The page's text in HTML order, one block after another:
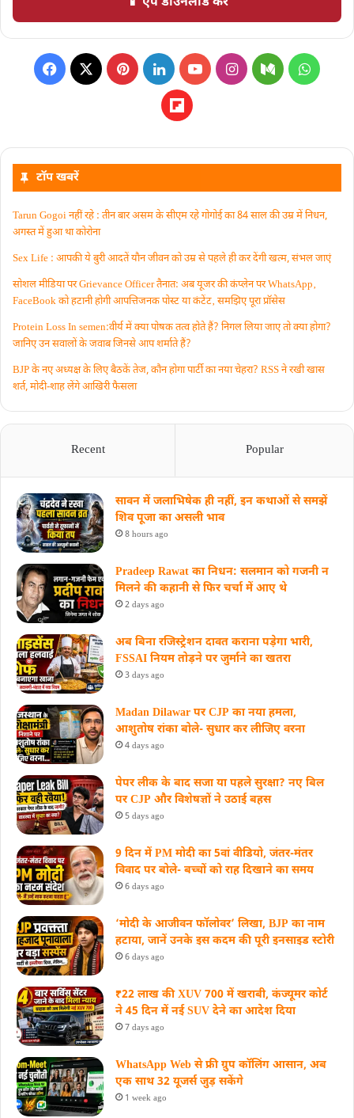
टॉप खबरें
Tarun Gogoi नहीं रहे : तीन बार असम के सीएम रहे गोगोई का 84 साल की उम्र में निधन,
अगस्त में हुआ था कोरोना
Sex Life : आपकी ये बुरी आदतें याैन जीवन को उम्र से पहले ही कर देंगी खत्म, संभल जाएं
सोशल मीडिया पर Grievance Officer तैनात: अब यूजर की कंप्लेन पर WhatsApp‚
FaceBook को हटानी होगी आपत्तिजनक पोस्ट या कंटेंट‚ समझिए पूरा प्रॉसेस
Protein Loss In semen:वीर्य में क्या पोषक तत्व होते हैं? निगल लिया जाए तो क्या होगा?
जानिए उन सवालों के जवाब जिनसे आप शर्माते हैं?
BJP के नए अध्यक्ष के लिए बैठकें तेज, कौन होगा पार्टी का नया चेहरा? RSS ने रखी खास
शर्त, मोदी-शाह लेंगे आखिरी फैसला
Recent Popular
सावन में जलाभिषेक ही नहीं, इन कथाओं से समझें
शिव पूजा का असली भाव
8 hours ago
Pradeep Rawat का निधन: सलमान को गजनी न
मिलने की कहानी से फिर चर्चा में आए थे
2 days ago
अब बिना रजिस्ट्रेशन दावत कराना पड़ेगा भारी,
FSSAI नियम तोड़ने पर जुर्माने का खतरा
3 days ago
Madan Dilawar पर CJP का नया हमला,
आशुतोष रांका बोले- सुधार कर लीजिए वरना
4 days ago
पेपर लीक के बाद सजा या पहले सुरक्षा? नए बिल
पर CJP और विशेषज्ञों ने उठाई बहस
5 days ago
9 दिन में PM मोदी का 5वां वीडियो, जंतर-मंतर
विवाद पर बोले- बच्चों को राह दिखाने का समय
6 days ago
‘मोदी के आजीवन फॉलोवर’ लिखा, BJP का नाम
हटाया, जानें उनके इस कदम की पूरी इनसाइड स्‍टोरी
6 days ago
₹22 लाख की XUV 700 में खराबी, कंज्यूमर कोर्ट
ने 45 दिन में नई SUV देने का आदेश दिया
7 days ago
WhatsApp Web से फ्री ग्रुप कॉलिंग आसान, अब
एक साथ 32 यूजर्स जुड़ सकेंगे
1 week ago